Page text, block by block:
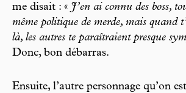
me disait : « J’en ai connu des boss,
même politique de merde, mais quand
là, les autres te paraîtraient presque
Donc, bon débarras.
Ensuite, l’autre personnage qu’on